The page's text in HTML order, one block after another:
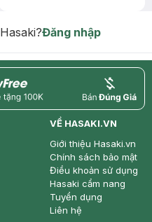
Đăng nhập
price
VỀ HASAKI.VN
Giới thiệu Hasaki.vn
Chính sách bảo mật
Điều khoản sử dụng
Hasaki cẩm nang
Tuyển dụng
Liên hệ